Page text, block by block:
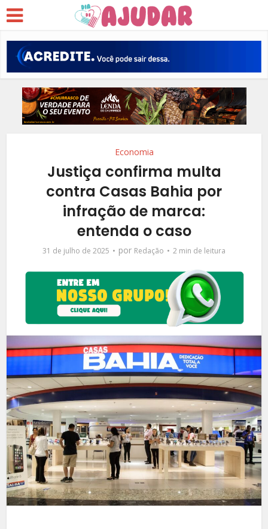
Economia
Justiça confirma multa
contra Casas Bahia por
infração de marca:
entenda o caso
31 de julho de 2025 por Redação 2 min de leitura